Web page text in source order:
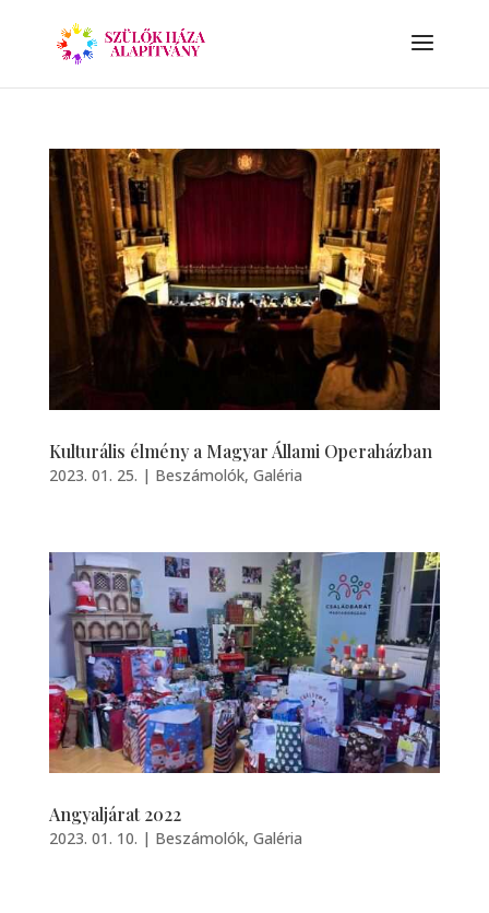
Kulturális élmény a Magyar Állami Operaházban
2023. 01. 25. | Beszámolók, Galéria
Angyaljárat 2022
2023. 01. 10. | Beszámolók, Galéria